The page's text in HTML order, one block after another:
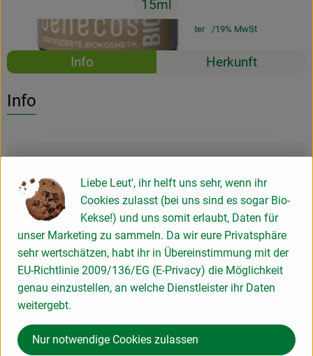
15ml
#6202 4,99 € / 15ml 332,67 € / Liter 19% MwSt
Rezepte
Info Herkunft
Info
Produktdatenblatt
Herkunft
Hersteller: benecos
Liebe Leut', ihr helft uns sehr, wenn ihr
Cookies zulasst (bei uns sind es sogar Bio-
Kekse!) und uns somit erlaubt, Daten für
unser Marketing zu sammeln. Da wir eure Privatsphäre
sehr wertschätzen, habt ihr in Übereinstimmung mit der
EU-Richtlinie 2009/136/EG (E-Privacy) die Möglichkeit
genau einzustellen, an welche Dienstleister ihr Daten
weitergebt.
Nur notwendige Cookies zulassen